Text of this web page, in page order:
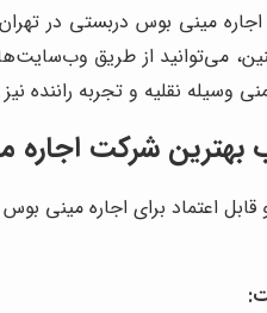
می‌توانید از طریق
وسیله نقلیه و تجربه راننده
بهترین شرکت
اعتماد برای اجاره مینی